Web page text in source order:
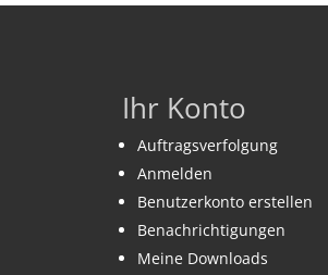
Ihr Konto
Auftragsverfolgung
Anmelden
Benutzerkonto erstellen
Benachrichtigungen
Meine Downloads